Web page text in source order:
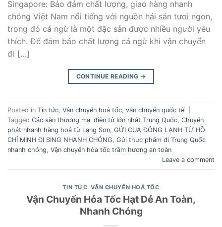
Singapore: Bảo đảm chất lượng, giao hàng nhanh
chóng Việt Nam nổi tiếng với nguồn hải sản tươi ngon,
trong đó cá ngừ là một đặc sản được nhiều người yêu
thích. Để đảm bảo chất lượng cá ngừ khi vận chuyển
đi […]
CONTINUE READING →
Posted in Tin tức, Vận chuyển hoả tốc, vận chuyển quốc tế
Tagged Các sàn thương mại điện tử lớn nhất Trung Quốc, Chuyển
phát nhanh hàng hoá từ Lạng Sơn, GỬI CUA ĐÔNG LẠNH TỪ HỒ
CHÍ MINH ĐI SING NHANH CHÓNG, Gửi thực phẩm đi Trung Quốc
nhanh chóng, Vận chuyển hỏa tốc trầm hương an toàn
Leave a comment
TIN TỨC,VẬN CHUYỂN HOẢ TỐC
Vận Chuyển Hỏa Tốc Hạt Dẻ An Toàn,
Nhanh Chóng